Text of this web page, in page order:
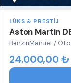
LÜKS & PRESTIJ
Aston Martin
BenzinManuel /
24.000,00 ₺